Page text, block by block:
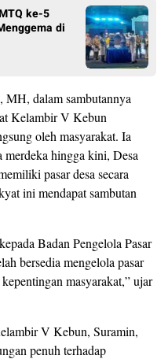
ke-5
di
dalam sambutannya
Kelambir V Kebun
oleh masyarakat. Ia
merdeka hingga kini, Desa
pasar desa secara
ini mendapat sambutan
Badan Pengelola Pasar
bersedia mengelola pasar
masyarakat,” ujar
V Kebun, Suramin,
penuh terhadap